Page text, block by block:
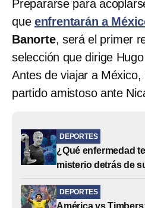
Prepararse para
que enfrentarán a
Banorte, será el primer
selección que dirige
Antes de viajar a
partido amistoso ante
DEPORTES
¿Qué enfermedad
misterio detrás de
DEPORTES